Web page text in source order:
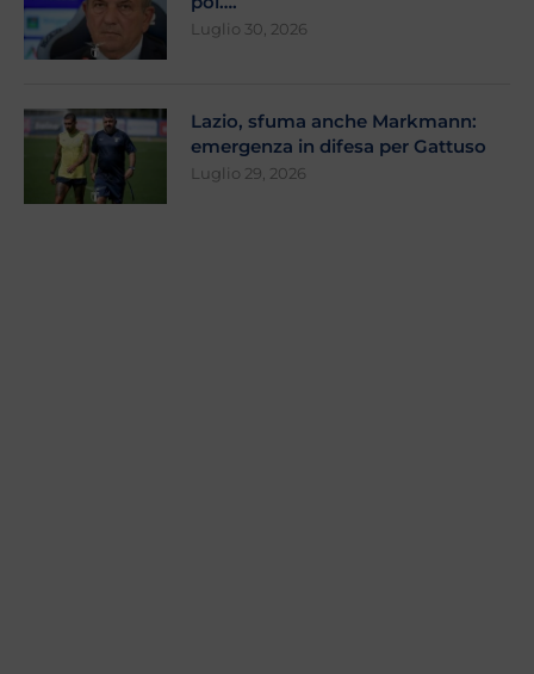
Luglio 30, 2026
Lazio, sfuma anche Markmann:
emergenza in difesa per Gattuso
Luglio 29, 2026